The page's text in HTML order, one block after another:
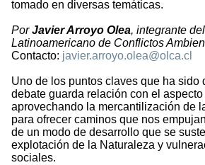
tomado en diversas temáticas.
PorJavier Arroyo Olea, integrante
Latinoamericano de Conflictos
Contacto: javier.arroyo.olea@olca.cl
Uno de los puntos claves que ha sido
debate guarda relación con el
aprovechando la mercantilización de
para ofrecer caminos que nos
de un modo de desarrollo que se
explotación de la Naturaleza y
sociales.